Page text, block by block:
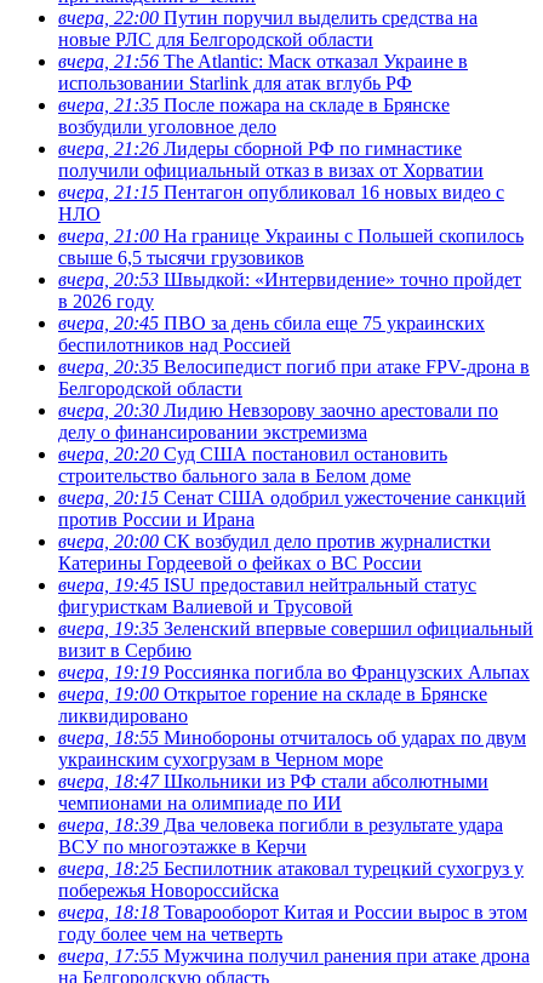
вчера, 22:00 Путин поручил выделить средства на
новые РЛС для Белгородской области
вчера, 21:56 The Atlantic: Маск отказал Украине в
использовании Starlink для атак вглубь РФ
вчера, 21:35 После пожара на складе в Брянске
возбудили уголовное дело
вчера, 21:26 Лидеры сборной РФ по гимнастике
получили официальный отказ в визах от Хорватии
вчера, 21:15 Пентагон опубликовал 16 новых видео с
НЛО
вчера, 21:00 На границе Украины с Польшей скопилось
свыше 6,5 тысячи грузовиков
вчера, 20:53 Швыдкой: «Интервидение» точно пройдет
в 2026 году
вчера, 20:45 ПВО за день сбила еще 75 украинских
беспилотников над Россией
вчера, 20:35 Велосипедист погиб при атаке FPV-дрона в
Белгородской области
вчера, 20:30 Лидию Невзорову заочно арестовали по
делу о финансировании экстремизма
вчера, 20:20 Суд США постановил остановить
строительство бального зала в Белом доме
вчера, 20:15 Сенат США одобрил ужесточение санкций
против России и Ирана
вчера, 20:00 СК возбудил дело против журналистки
Катерины Гордеевой о фейках о ВС России
вчера, 19:45 ISU предоставил нейтральный статус
фигуристкам Валиевой и Трусовой
вчера, 19:35 Зеленский впервые совершил официальный
визит в Сербию
вчера, 19:19 Россиянка погибла во Французских Альпах
вчера, 19:00 Открытое горение на складе в Брянске
ликвидировано
вчера, 18:55 Минобороны отчиталось об ударах по двум
украинским сухогрузам в Черном море
вчера, 18:47Школьники из РФ стали абсолютными
чемпионами на олимпиаде по ИИ
вчера, 18:39 Два человека погибли в результате удара
ВСУ по многоэтажке в Керчи
вчера, 18:25 Беспилотник атаковал турецкий сухогруз у
побережья Новороссийска
вчера, 18:18 Товарооборот Китая и России вырос в этом
году более чем на четверть
вчера, 17:55 Мужчина получил ранения при атаке дрона
на Белгородскую область